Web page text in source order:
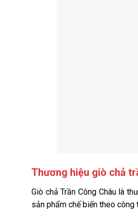
Thương hiệu giò chả
Giò chả Trần Công Châu là
sản phẩm chế biến theo công